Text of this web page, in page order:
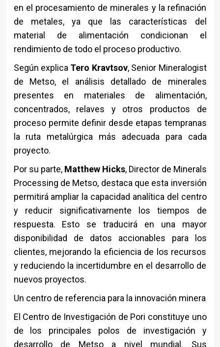
en el procesamiento de minerales y la refinación
de metales, ya que las características del
material de alimentación condicionan el
rendimiento de todo el proceso productivo.
Según explica Tero Kravtsov, Senior Mineralogist
de Metso, el análisis detallado de minerales
presentes en materiales de alimentación,
concentrados, relaves y otros productos de
proceso permite definir desde etapas tempranas
la ruta metalúrgica más adecuada para cada
proyecto.
Por su parte, Matthew Hicks, Director de Minerals
Processing de Metso, destaca que esta inversión
permitirá ampliar la capacidad analítica del centro
y reducir significativamente los tiempos de
respuesta. Esto se traducirá en una mayor
disponibilidad de datos accionables para los
clientes, mejorando la eficiencia de los recursos
y reduciendo la incertidumbre en el desarrollo de
nuevos proyectos.
Un centro de referencia para la innovación minera
El Centro de Investigación de Pori constituye uno
de los principales polos de investigación y
desarrollo de Metso a nivel mundial. Sus